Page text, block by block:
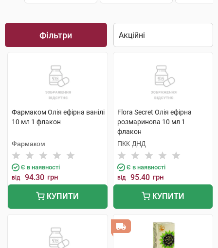
Фільтри
Фармаком Олія ефірна ванілі
10 мл 1 флакон
Фармаком
Є в наявності
від 94.30 грн
КУПИТИ
Flora Secret Олія ефірна
розмаринова 10 мл 1
флакон
ПКК ДНД
Є в наявності
від 95.40 грн
КУПИТИ